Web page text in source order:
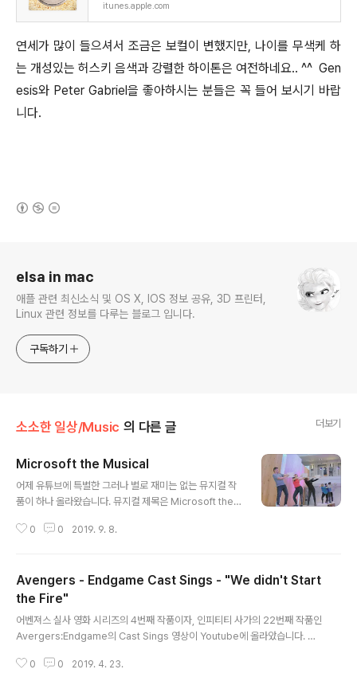
itunes.apple.com
연세가 많이 들으셔서 조금은 보컬이 변했지만, 나이를 무색케 하
는 개성있는 허스키 음색과 강렬한 하이톤은 여전하네요.. ^^ Gen
esis와 Peter Gabriel을 좋아하시는 분들은 꼭 들어 보시기 바랍
니다.
elsa in mac
애플 관련 최신소식 및 OS X, IOS 정보 공유, 3D 프린터,
Linux 관련 정보를 다루는 블로그 입니다.
구독하기
소소한 일상/Music 의 다른 글 더보기
Microsoft the Musical
어제 유튜브에 특별한 그러나 별로 재미는 없는 뮤지컬 작
품이 하나 올라왔습니다. 뮤지컬 제목은 Microsoft the
AM McGregor 가 맡았습니다. ^^ 빌 게이츠와 Micros
것이라고 합니다. 영상은 Microsoft가 지구상의 모든 사
람들과 조직들이 더 많은 것을 성취할 수 있도록 도와준다
는 사명을 전달하기 위한 것이라고 하는군요. 전문적인 프
로들이 아닌 엔지니어들이 기획하고 만든 영상이 아니기
때문에, 뮤지컬의 구성력이 그리 뛰어난 것은 아닙니다. 음
악이 너무 클래식컬 하고 무겁네요.. ㅋㅋ 하지..
0 0 2019. 9. 8.
Avengers - Endgame Cast Sings - "We didn't Start
the Fire"
어벤져스 실사 영화 시리즈의 4번째 작품이자, 인피티티 사가의 22번째 작품인
Avergers:Endgame의 Cast Sings 영상이 Youtube에 올라았습니다. 원
89년 사이에 전 세계적으로 일어난 100개 이상의 사건 사고를 가사로 만든 곡
0 0 2019. 4. 23.